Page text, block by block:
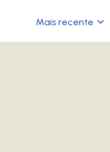
Mais recente